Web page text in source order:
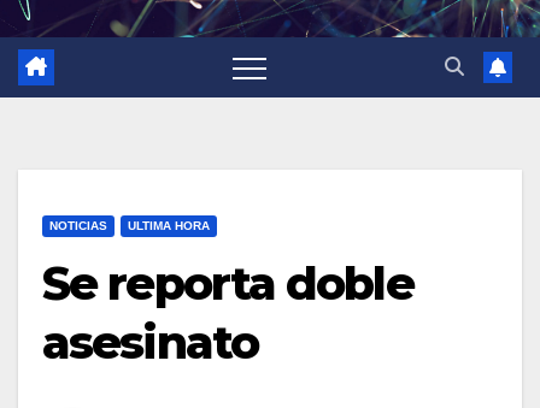
NOTICIAS ULTIMA HORA
Se reporta doble
asesinato